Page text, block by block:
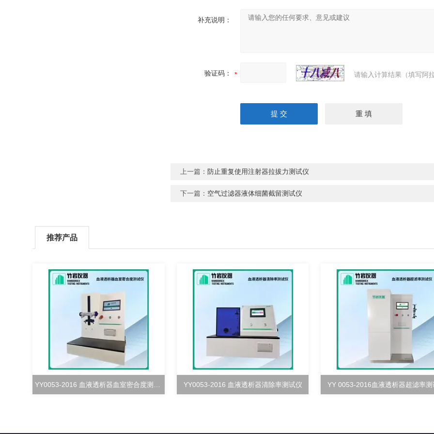
补充说明：
验证码： 请输入计算结果（填写阿
上一篇： 防止重复使用注射器拉拔力测试仪
下一篇： 空气过滤器液体细菌截留测试仪
推荐产品
YY0053-2016 血液透析器清除率测试仪 YY 0053-2016血液透析器超滤率测